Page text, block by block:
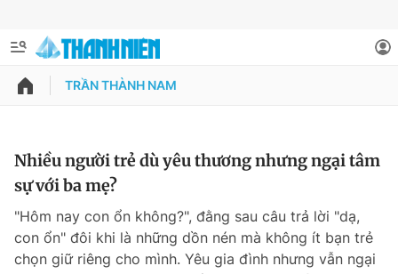
QUẢNG CÁO
Chuyên mục khác
Thông tin tài khoản
Đổi mật khẩu
Tin đã lưu
Tin đã xem
TRẦN THÀNH NAM
Nhiều người trẻ dù yêu thương nhưng ngại tâm
sự với ba mẹ?
"Hôm nay con ổn không?", đằng sau câu trả lời "dạ,
con ổn" đôi khi là những dồn nén mà không ít bạn trẻ
chọn giữ riêng cho mình. Yêu gia đình nhưng vẫn ngại